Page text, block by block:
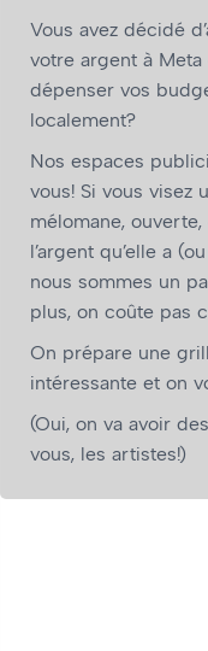
Vous avez décidé
votre argent à
dépenser vos
localement?
Nos espaces
vous! Si vous visez
mélomane,
l’argent qu’elle a
nous sommes un
plus, on coûte pas
On prépare une
intéressante et on
(Oui, on va avoir
vous, les artistes!)